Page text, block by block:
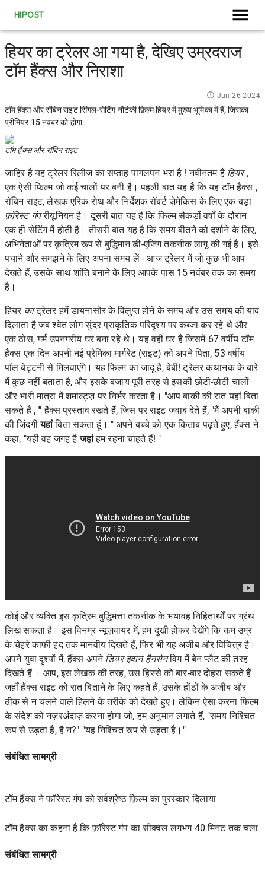
HIPOST
हियर का ट्रेलर आ गया है, देखिए उम्रदराज
टॉम हैंक्स और निराशा
Jun 26 2024
टॉम हैंक्स और रॉबिन राइट सिंगल-सेटिंग नौटंकी फ़िल्म हियर में मुख्य भूमिका में हैं, जिसका
प्रीमियर 15 नवंबर को होगा
टॉम हैंक्स और रॉबिन राइट
जाहिर है यहट्रेलर रिलीज का सप्ताह पागलपन भरा है ! नवीनतम है हियर,
एक ऐसी फिल्म जो कई चालों पर बनी है। पहली बात यह है कि यहटॉम हैंक्स ,
रॉबिन राइट, लेखक एरिक रोथ और निर्देशक रॉबर्ट ज़ेमेकिस के लिए एक बड़ा
फ़ॉरेस्ट गंप रीयूनियन है। दूसरी बात यह है कि फिल्म सैकड़ों वर्षों के दौरान
एक ही सेटिंग में होती है। तीसरी बात यह है कि समय बीतने को दर्शाने के लिए,
अभिनेताओं परकृत्रिम रूप से बुद्धिमान डी-एजिंग तकनीकलागू की गई है। इसे
पचाने और समझने के लिए अपना समय लें - आज ट्रेलर में जो कुछ भी आप
देखते हैं, उसके साथ शांति बनाने के लिए आपके पास 15 नवंबर तक का समय
है।
हियर काट्रेलर हमें डायनासोर के विलुप्त होने के समय और उस समय की याद
दिलाता है जब श्वेत लोग सुंदर प्राकृतिक परिदृश्य पर कब्जा कर रहे थे और
एक ठोस, गर्म उपनगरीय घर बना रहे थे। यह वही घर है जिसमें 67 वर्षीय टॉम
हैंक्स एक दिन अपनी नई प्रेमिका मार्गरेट (राइट) को अपने पिता, 53 वर्षीय
पॉल बेट्टनी से मिलवाएंगे। यह फिल्म का जादू है, बेबी! ट्रेलर कथानक के बारे
में कुछ नहीं बताता है, और इसके बजाय पूरी तरह से इसकी छोटी-छोटी चालों
और भारी मात्रा में शमाल्ट्ज़ पर निर्भर करता है। "आप बाकी की रात यहां बिता
सकते हैं ," हैंक्स प्रस्ताव रखते हैं, जिस पर राइट जवाब देते हैं, "मैं अपनी बाकी
की जिंदगीयहांबिता सकता हूं। " अपने बच्चे को एक किताब पढ़ते हुए, हैंक्स ने
कहा, "यही वह जगह हैजहांहम रहना चाहते हैं! "
कोई और व्यक्ति इस कृत्रिम बुद्धिमत्ता तकनीक के भयावह निहितार्थों पर ग्रंथ
लिख सकता है। इस विनम्र न्यूज़वायर में, हम दुखी होकर देखेंगे कि कम उम्र
के चेहरे काफी हद तक मानवीय दिखते हैं, फिर भी यह अजीब और विचित्र है।
अपने युवा दृश्यों में, हैंक्स अपने डियर इवान हैनसेनविग में बेन प्लैट की तरह
दिखते हैं । आप, इस लेखक की तरह, उस हिस्से को बार-बार दोहरा सकते हैं
जहाँ हैंक्स राइट को रात बिताने के लिए कहते हैं, उसके होंठों के अजीब और
ठीक से न चलने वाले हिलने के तरीके को देखते हुए। लेकिन ऐसा करना फिल्म
के संदेश को नज़रअंदाज़ करना होगा जो, हम अनुमान लगाते हैं, "समय निश्चित
रूप से उड़ता है, है न?" "यह निश्चित रूप से उड़ता है।"
संबंधित सामग्री
टॉम हैंक्स ने फॉरेस्ट गंप को सर्वश्रेष्ठ फ़िल्म का पुरस्कार दिलाया
टॉम हैंक्स का कहना है कि फ़ॉरेस्ट गंप का सीक्वल लगभग 40 मिनट तक चला
संबंधित सामग्री